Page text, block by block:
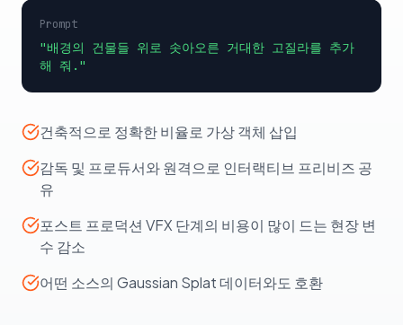
Prompt
"배경의 건물들 위로 솟아오른 거대한 고질라를 추가
해 줘."
건축적으로 정확한 비율로 가상 객체 삽입
감독 및 프로듀서와 원격으로 인터랙티브 프리비즈 공
유
포스트 프로덕션 VFX 단계의 비용이 많이 드는 현장 변
수 감소
어떤 소스의 Gaussian Splat 데이터와도 호환